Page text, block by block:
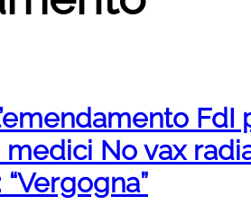
FdI
No vax
“Vergogna”